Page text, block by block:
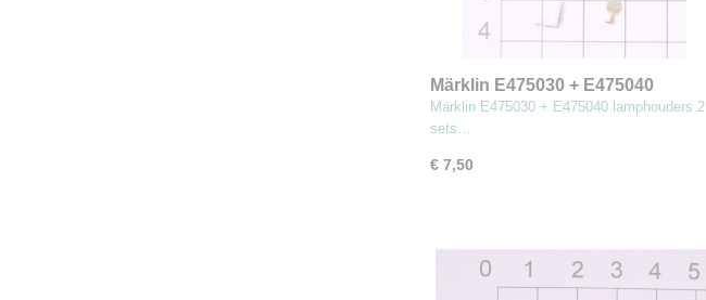
Märklin E475030 + E475040
lamphouders 2 sets (MBT7)
Märklin E475030 + E475040 lamphouders 2
sets…
€ 7,50